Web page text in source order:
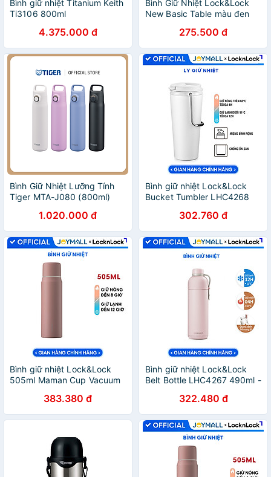
Bình giữ nhiệt Titanium Keith
Ti3106 800ml
4.375.000 đ
Bình Giữ Nhiệt Lock&Lock
New Basic Table màu đen
chính hãng, nắp bình 3 lớp
tiện lợi - JoyMall
275.500 đ
Bình Giữ Nhiệt Lưỡng Tính
Tiger MTA-J080 (800ml)
1.020.000 đ
Bình giữ nhiệt Lock&Lock
Bucket Tumbler LHC4268
chính hãng thép không gỉ
quai xách tiện lợi- JoyMall
302.760 đ
Bình giữ nhiệt Lock&Lock
505ml Maman Cup Vacuum
chính hãng, nắp dùng làm
cốc nước uống - JoyMall
383.380 đ
Bình giữ nhiệt Lock&Lock
Belt Bottle LHC4267 490ml -
xách, miệng rộng có thể cho
đá - JoyMall
322.480 đ